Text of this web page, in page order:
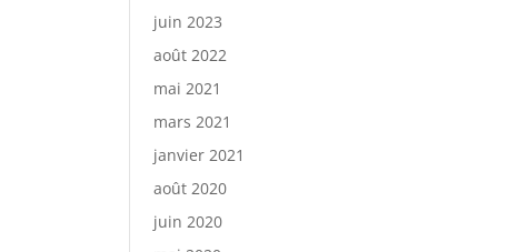
juin 2023
août 2022
mai 2021
mars 2021
janvier 2021
août 2020
juin 2020